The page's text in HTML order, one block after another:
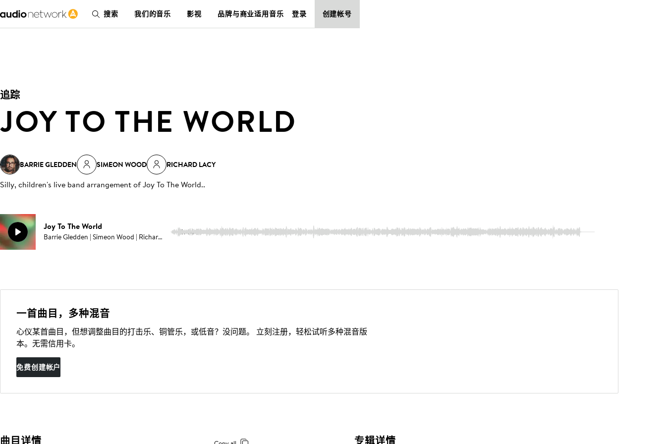
搜索 我们的音乐 影视 品牌与商业适用音乐 登录 创建帐号
追踪
JOY TO THE WORLD
BARRIE GLEDDEN SIMEON WOOD RICHARD LACY
Silly, children's live band arrangement of Joy To The World..
Joy To The World
Barrie Gledden | Simeon Wood | Richard Lacy 1:44
一首曲目，多种混音
心仪某首曲目，但想调整曲目的打击乐、铜管乐，或低音？没问题。 立刻注册，轻松试听多种混音版
本。无需信用卡。
免费创建帐户
曲目详情 专辑详情